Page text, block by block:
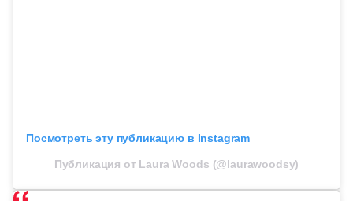
Посмотреть эту публикацию в Instagram
Публикация от Laura Woods (@laurawoodsy)